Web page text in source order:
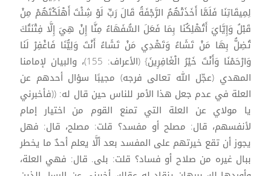
لِمِيقَاتِنَا فَلَمَّا أَخَذَتْهُمُ الرَّجْفَةُ قَالَ رَبِّ لَوْ شِئْتَ أَهْلَكْتَهُمْ مِنْ
قَبْلُ وَإِيَّايَ أَتُهْلِكُنَا بِمَا فَعَلَ السُّفَهَاءُ مِنَّا إِنْ هِيَ إِلَّا فِتْنَتُكَ
تُضِلُّ بِهَا مَنْ تَشَاءُ وَتَهْدِي مَنْ تَشَاءُ أَنْتَ وَلِيُّنَا فَاغْفِرْ لَنَا
وَارْحَمْنَا وَأَنْتَ خَيْرُ الْغَافِرِينَ} (الأعراف: 155)، والبيان لإمامنا
المهدي (عجّل الله تعالى فرجه) مجيبًا سؤال أحدهم عن
العلة في عدم جعل هذا الأمر للناس حين قال له: ((فأخبرني
يا مولاي عن العلة التي تمنع القوم من اختيار إمام
لأنفسهم، قال: مصلح أو مفسد؟ قلت: مصلح، قال: فهل
يجوز أن تقع خيرتهم على المفسد بعد ألَّا يعلم أحدٌ ما يخطر
ببال غيره من صلاح أو فساد؟ قلت: بلى. قال: فهي العلة،